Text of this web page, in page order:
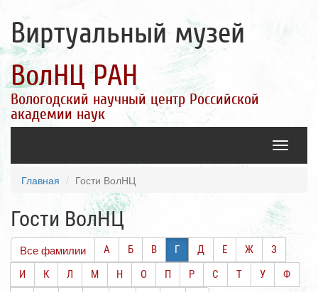
Виртуальный музей
ВолНЦ РАН
Вологодский научный центр Российской
академии наук
Toggle
Главная Гости ВолНЦ
Гости ВолНЦ
Все фамилии А Б В Г Д Е Ж
З
И
К Л М Н О П Р С Т У
Ф